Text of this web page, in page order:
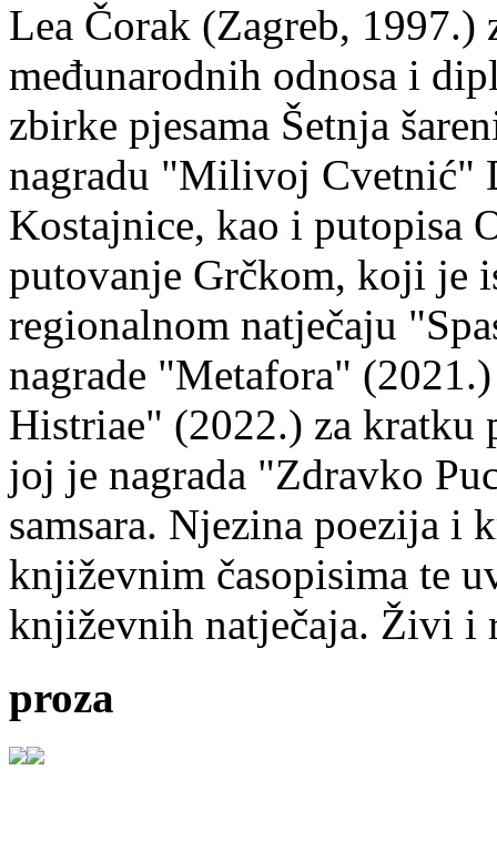
Lea Čorak (Zagreb,
međunarodnih odnosa i
zbirke pjesama Šetnja
nagradu "Milivoj Cvetnić"
Kostajnice, kao i putopisa
putovanje Grčkom, koji je
regionalnom natječaju
nagrade "Metafora"
Histriae" (2022.) za kratku
joj je nagrada "Zdravko
samsara. Njezina poezija i
književnim časopisima te
književnih natječaja. Živi i
proza